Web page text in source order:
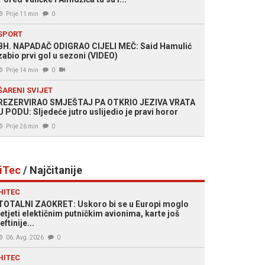
Prije 11 min 0
NAPADAČ ODIGRAO CIJELI MEČ: Said Hamulić
prvi gol u sezoni (VIDEO)
Prije 14 min 0
SVIJET
SMJEŠTAJ PA OTKRIO JEZIVA VRATA
PODU: Sljedeće jutro uslijedio je pravi horor
Prije 26 min 0
/ Najčitanije
ZAOKRET: Uskoro bi se u Europi moglo
elektičnim putničkim avionima, karte još
06. Avg. 2026 0